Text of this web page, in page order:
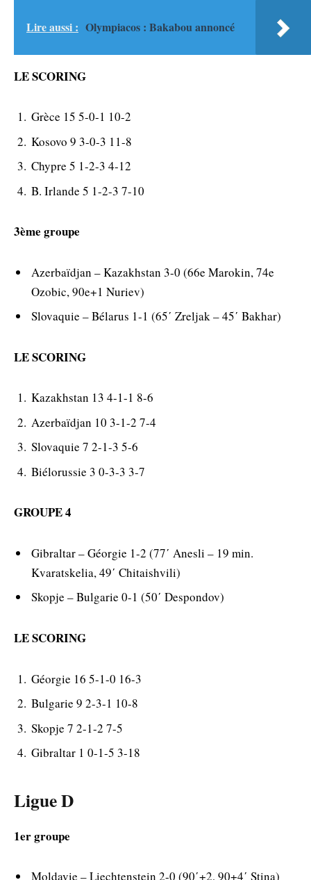
Lire aussi : Olympiacos : Bakabou annoncé
LE SCORING
Grèce 15 5-0-1 10-2
Kosovo 9 3-0-3 11-8
Chypre 5 1-2-3 4-12
Β. Irlande 5 1-2-3 7-10
3ème groupe
Azerbaïdjan – Kazakhstan 3-0 (66e Marokin, 74e
Ozobic, 90e+1 Nuriev)
Slovaquie – Bélarus 1-1 (65΄ Zreljak – 45΄ Bakhar)
LE SCORING
Kazakhstan 13 4-1-1 8-6
Azerbaïdjan 10 3-1-2 7-4
Slovaquie 7 2-1-3 5-6
Biélorussie 3 0-3-3 3-7
GROUPE 4
Gibraltar – Géorgie 1-2 (77΄ Anesli – 19 min.
Kvaratskelia, 49΄ Chitaishvili)
Skopje – Bulgarie 0-1 (50΄ Despondov)
LE SCORING
Géorgie 16 5-1-0 16-3
Bulgarie 9 2-3-1 10-8
Skopje 7 2-1-2 7-5
Gibraltar 1 0-1-5 3-18
Ligue D
1er groupe
Moldavie – Liechtenstein 2-0 (90΄+2, 90+4΄ Stina)